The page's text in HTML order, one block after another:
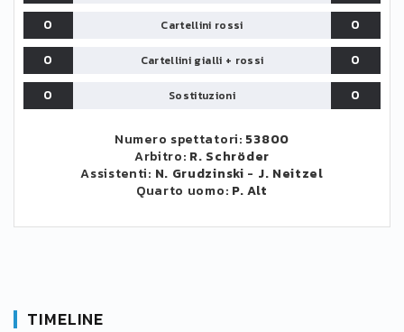
0
Cartellini rossi
0
0
Cartellini gialli + rossi
0
0
Sostituzioni 0
Numero spettatori: 53800
Arbitro: R. Schröder
Assistenti: N. Grudzinski - J. Neitzel
Quarto uomo: P. Alt
TIMELINE